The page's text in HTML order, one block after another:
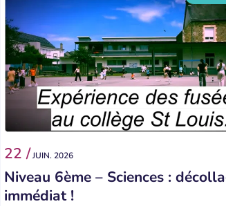
22 /JUIN. 2026
Niveau 6ème – Sciences :
immédiat !